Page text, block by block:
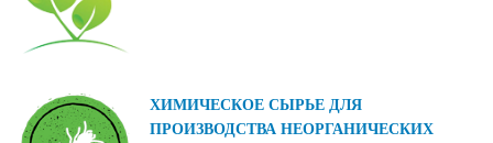
ХИМИЧЕСКОЕ СЫРЬЕ ДЛЯ
ПРОИЗВОДСТВА НЕОРГАНИЧЕСКИХ